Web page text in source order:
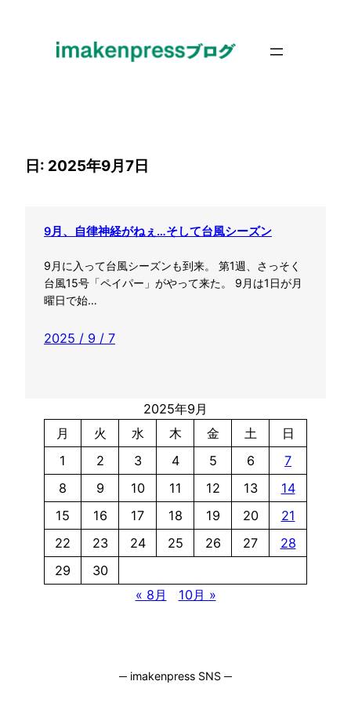
日: 2025年9月7日
9月、自律神経がねぇ…そして台風シーズン
9月に入って台風シーズンも到来。 第1週、さっそく
台風15号「ペイパー」がやって来た。 9月は1日が月
曜日で始…
2025 / 9 / 7
2025年9月
月
火 水 木 金 土
日
1
2 3 4 5 6
7
8
9 10 11 12 13
14
15
16 17 18 19 20
21
22
23 24 25 26 27
28
29
30
« 8月
10月 »
─ imakenpress SNS ─